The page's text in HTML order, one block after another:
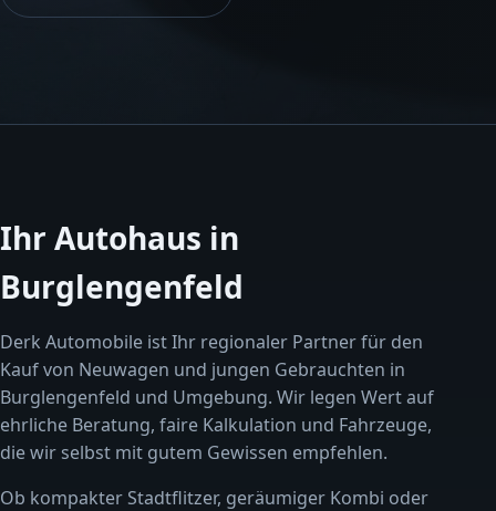
Ihr Autohaus in
Burglengenfeld
Derk Automobile ist Ihr regionaler Partner für den
Kauf von Neuwagen und jungen Gebrauchten in
Burglengenfeld und Umgebung. Wir legen Wert auf
ehrliche Beratung, faire Kalkulation und Fahrzeuge,
die wir selbst mit gutem Gewissen empfehlen.
Ob kompakter Stadtflitzer, geräumiger Kombi oder